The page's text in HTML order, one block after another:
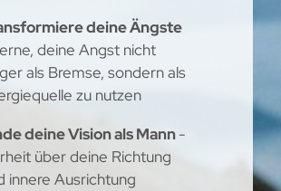
deine Ängste
deine Angst nicht
als Bremse, sondern als
zu nutzen
deine Vision als Mann-
über deine Richtung
innere Ausrichtung